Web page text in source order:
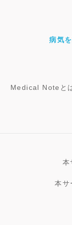
病気
Medical Noteと
本
本サ